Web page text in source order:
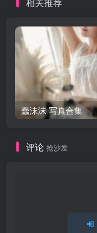
蠢沫沫 写真合集
评论 抢沙发